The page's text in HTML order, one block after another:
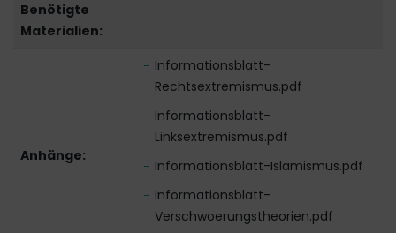
Benötigte
Materialien:
Anhänge:
Informationsblatt-
Rechtsextremismus.pdf
Informationsblatt-
Linksextremismus.pdf
Informationsblatt-Islamismus.pdf
Informationsblatt-
Verschwoerungstheorien.pdf